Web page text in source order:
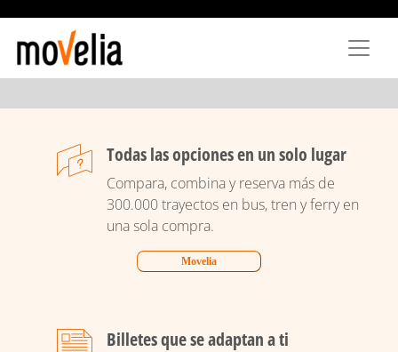
principal
Todas las opciones en un solo lugar
Compara, combina y reserva más de
300.000 trayectos en bus, tren y ferry en
una sola compra.
Movelia
Billetes que se adaptan a ti